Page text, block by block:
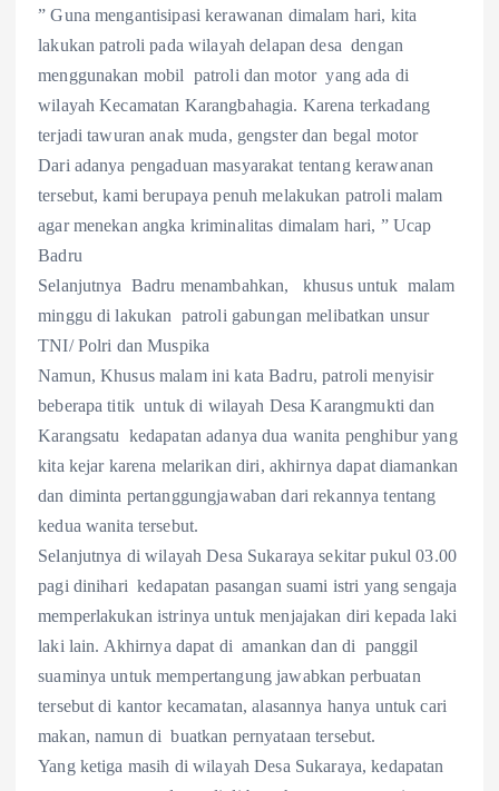
” Guna mengantisipasi kerawanan dimalam hari, kita
lakukan patroli pada wilayah delapan desa dengan
menggunakan mobil patroli dan motor yang ada di
wilayah Kecamatan Karangbahagia. Karena terkadang
terjadi tawuran anak muda, gengster dan begal motor
Dari adanya pengaduan masyarakat tentang kerawanan
tersebut, kami berupaya penuh melakukan patroli malam
agar menekan angka kriminalitas dimalam hari, ” Ucap
Badru
Selanjutnya Badru menambahkan, khusus untuk malam
minggu di lakukan patroli gabungan melibatkan unsur
TNI/ Polri dan Muspika
Namun, Khusus malam ini kata Badru, patroli menyisir
beberapa titik untuk di wilayah Desa Karangmukti dan
Karangsatu kedapatan adanya dua wanita penghibur yang
kita kejar karena melarikan diri, akhirnya dapat diamankan
dan diminta pertanggungjawaban dari rekannya tentang
kedua wanita tersebut.
Selanjutnya di wilayah Desa Sukaraya sekitar pukul 03.00
pagi dinihari kedapatan pasangan suami istri yang sengaja
memperlakukan istrinya untuk menjajakan diri kepada laki
laki lain. Akhirnya dapat di amankan dan di panggil
suaminya untuk mempertangung jawabkan perbuatan
tersebut di kantor kecamatan, alasannya hanya untuk cari
makan, namun di buatkan pernyataan tersebut.
Yang ketiga masih di wilayah Desa Sukaraya, kedapatan